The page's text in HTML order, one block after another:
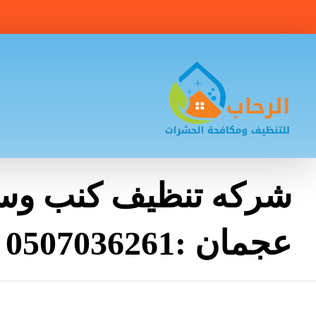
شركه تنظيف كنب
عجمان :0507036261